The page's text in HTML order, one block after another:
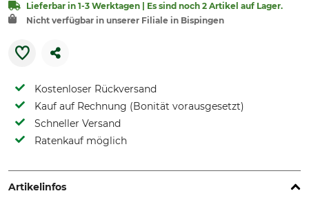
Lieferbar in 1-3 Werktagen | Es sind noch 2 Artikel auf Lager.
Nicht verfügbar in unserer Filiale in Bispingen
Kostenloser Rückversand
Kauf auf Rechnung (Bonität vorausgesetzt)
Schneller Versand
Ratenkauf möglich
Artikelinfos